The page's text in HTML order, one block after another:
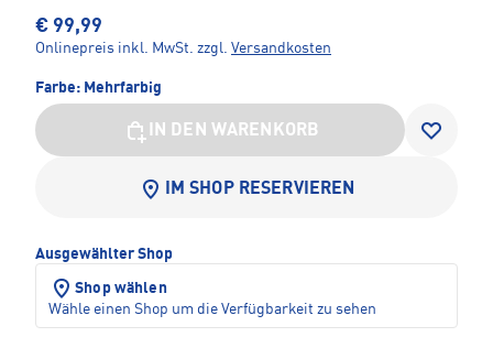
€ 99,99
Onlinepreis inkl. MwSt. zzgl. Versandkosten
Farbe: Mehrfarbig
IN DEN WARENKORB
IM SHOP RESERVIEREN
Ausgewählter Shop
Shop wählen
Wähle einen Shop um die Verfügbarkeit zu sehen